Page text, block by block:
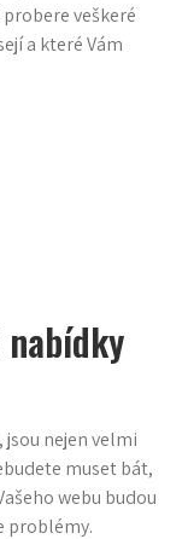
veškeré
a které Vám
nabídky
nejen velmi
muset bát,
webu budou
problémy.